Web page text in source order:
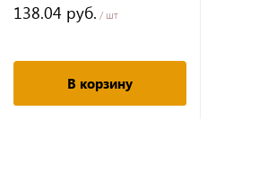
138.04 руб. / шт
В корзину